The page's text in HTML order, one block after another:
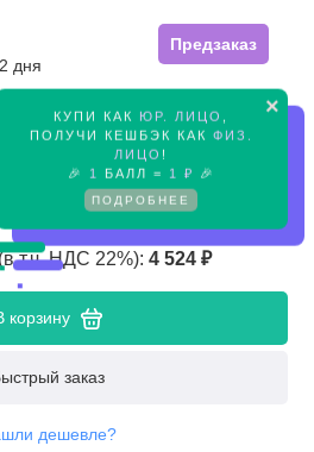
×
КУПИ КАК ЮР. ЛИЦО
ПОЛУЧИ КЕШБЭК КАК ФИЗ.
ЛИЦО !
🎉
1 БАЛЛ = 1 ₽ 🎉
ПОДРОБНЕЕ
Предзаказ
дня
Предзаказ
т.ч. НДС 22%): 4 524 ₽
корзину
заказ
дешевле?